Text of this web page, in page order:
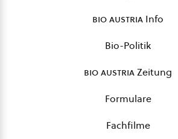
bio austria Info
Bio-Politik
bio austriaZeitung
Formulare
Fachfilme